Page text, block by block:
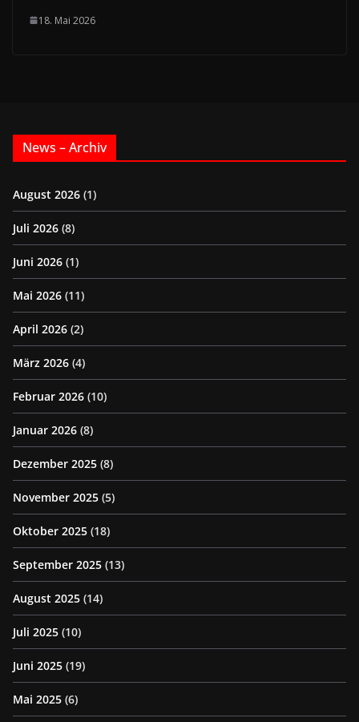
18. Mai 2026
News – Archiv
August 2026 (1)
Juli 2026 (8)
Juni 2026 (1)
Mai 2026 (11)
April 2026 (2)
März 2026 (4)
Februar 2026 (10)
Januar 2026 (8)
Dezember 2025 (8)
November 2025 (5)
Oktober 2025 (18)
September 2025 (13)
August 2025 (14)
Juli 2025 (10)
Juni 2025 (19)
Mai 2025 (6)